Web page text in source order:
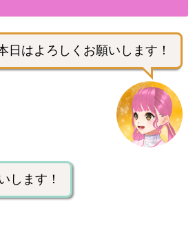
日はよろしくお願いします！
します！